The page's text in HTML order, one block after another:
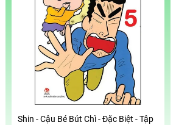
Shin - Cậu Bé Bút Chì - Đặc Biệt - Tập